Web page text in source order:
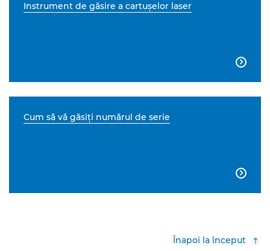
Instrument de găsire a cartuşelor laser

Cum să vă găsiţi numărul de serie

Înapoi la început